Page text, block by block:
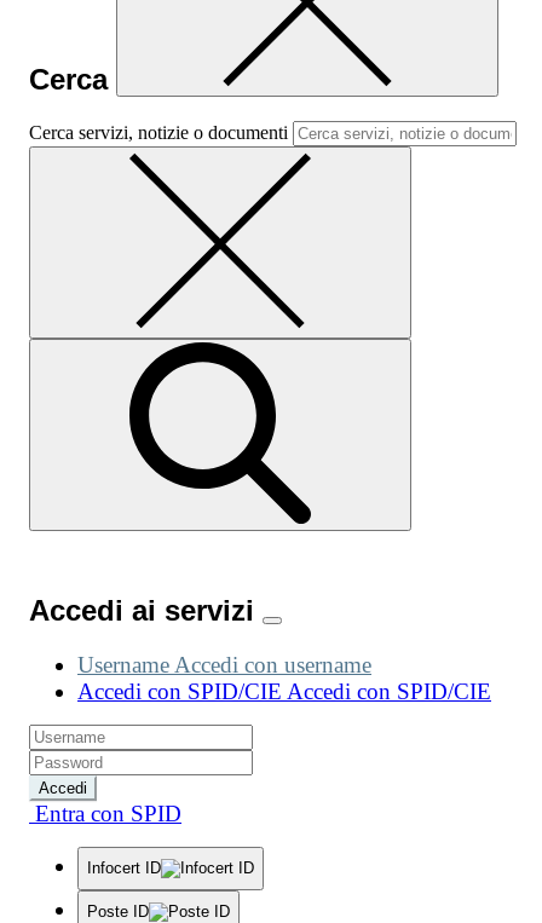
Cerca
Cerca servizi, notizie o documenti
Accedi ai servizi
Username Accedi con username
Accedi con SPID/CIE Accedi con SPID/CIE
Accedi
Entra con SPID
Infocert ID
Poste ID